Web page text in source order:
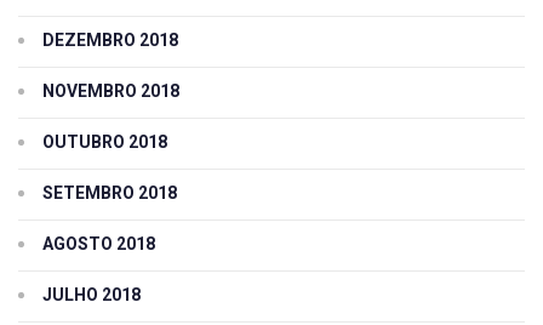
DEZEMBRO 2018
NOVEMBRO 2018
OUTUBRO 2018
SETEMBRO 2018
AGOSTO 2018
JULHO 2018